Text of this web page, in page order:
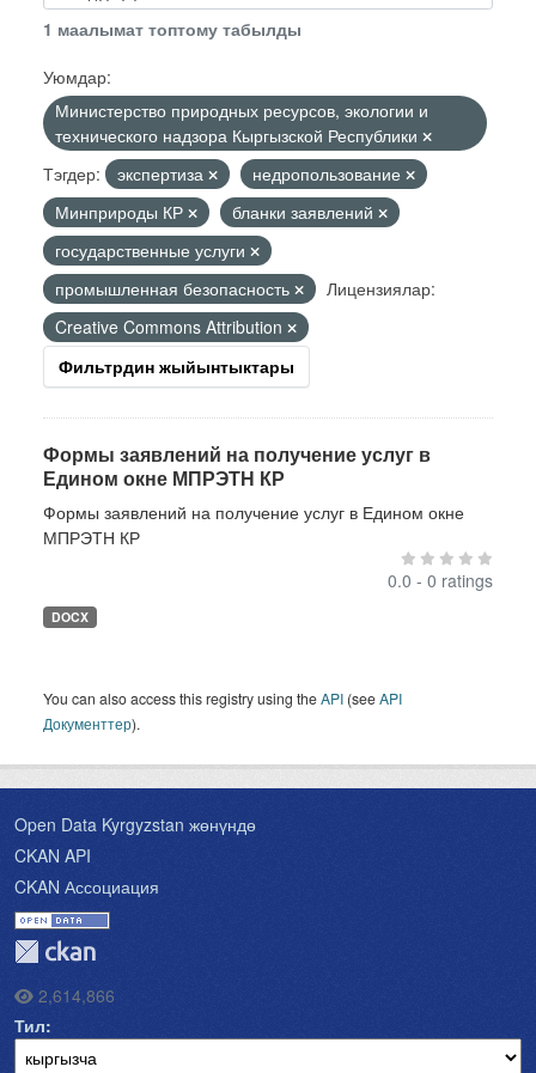
1 маалымат топтому табылды
Уюмдар:
Министерство природных ресурсов, экологии и
технического надзора Кыргызской Республики
Тэгдер:
экспертиза
недропользование
Минприроды КР
бланки заявлений
государственные услуги
промышленная безопасность
Лицензиялар:
Creative Commons Attribution
Фильтрдин жыйынтыктары
Формы заявлений на получение услуг в
Едином окне МПРЭТН КР
Формы заявлений на получение услуг в Едином окне
МПРЭТН КР
0.0 - 0 ratings
DOCX
You can also access this registry using theAPI (seeAPI
Документтер).
Open Data Kyrgyzstan жөнүндө
CKAN API
CKAN Ассоциация
2,614,866
Тил